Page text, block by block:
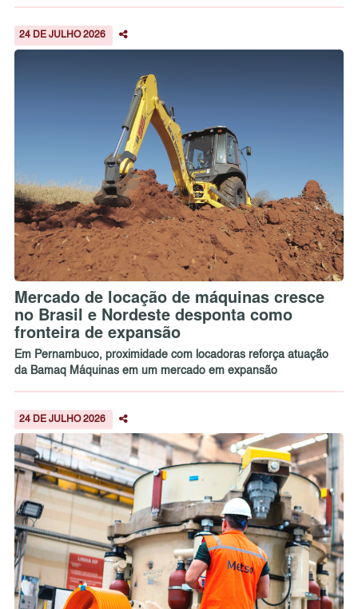
24 DE JULHO 2026
Mercado de locação de máquinas cresce
no Brasil e Nordeste desponta como
fronteira de expansão
Em Pernambuco, proximidade com locadoras reforça atuação
da Bamaq Máquinas em um mercado em expansão
24 DE JULHO 2026